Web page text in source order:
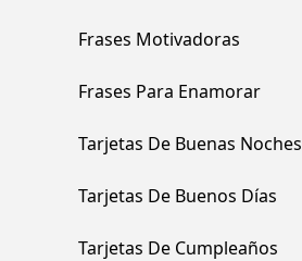
Frases Motivadoras
Frases Para Enamorar
Tarjetas De Buenas Noches
Tarjetas De Buenos Días
Tarjetas De Cumpleaños